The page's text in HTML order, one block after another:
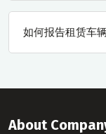
如何报告租赁车
About